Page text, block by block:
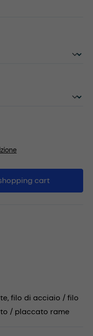
the desired
cart
filo di acciaio / filo
/ placcato rame